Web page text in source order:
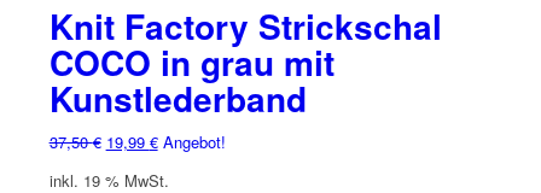
Knit Factory Strickschal
COCO in grau mit
Kunstlederband
37,50€ Ursprünglicher
19,99 €Aktueller
Angebot!
inkl. 19 % MwSt.